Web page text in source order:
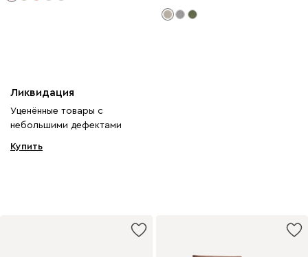
Ликвидация
Уценённые товары с
небольшими дефектами
Купить